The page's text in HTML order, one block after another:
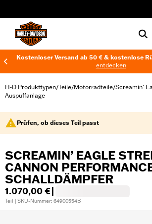
Kostenloser Versand ab 50 € & kostenlose
entdecken
H-D Produkttypen/Teile/Motorradteile/Screamin’
Auspuffanlage
Prüfen, ob dieses Teil passt
SCREAMIN’ EAGLE
CANNON
SCHALLDÄMPFER
1.070,00 €
Teil | SKU-Nummer: 64900554B